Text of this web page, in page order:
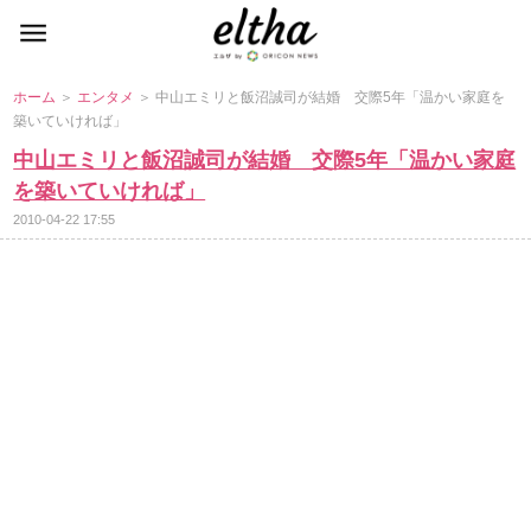
ホーム ＞ エンタメ ＞ 中山エミリと飯沼誠司が結婚 交際5年「温かい家庭を
築いていければ」
中山エミリと飯沼誠司が結婚 交際5年「温かい家庭
を築いていければ」
2010-04-22 17:55